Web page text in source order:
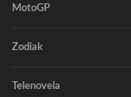
MotoGP
Zodiak
Telenovela